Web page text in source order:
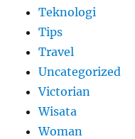
Teknologi
Tips
Travel
Uncategorized
Victorian
Wisata
Woman